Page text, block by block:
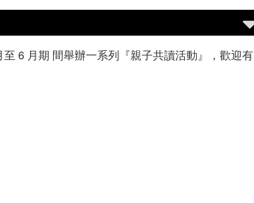
6 月期 間舉辦一系列『親子共讀活動』，歡迎有